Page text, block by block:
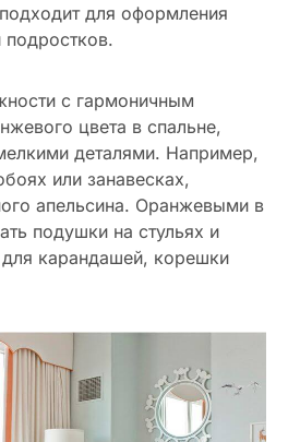
для оформления
с гармоничным
цвета в спальне,
деталями. Например,
или занавесках,
апельсина. Оранжевыми в
подушки на стульях и
для карандашей, корешки